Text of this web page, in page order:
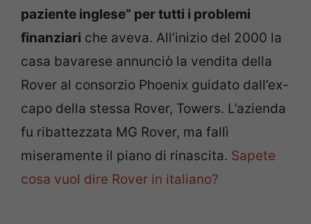
paziente inglese” per tutti i problemi
finanziari che aveva. All’inizio del 2000 la
casa bavarese annunciò la vendita della
Rover al consorzio Phoenix guidato dall’ex-
capo della stessa Rover, Towers. L’azienda
fu ribattezzata MG Rover, ma fallì
miseramente il piano di rinascita. Sapete
cosa vuol dire Rover in italiano?